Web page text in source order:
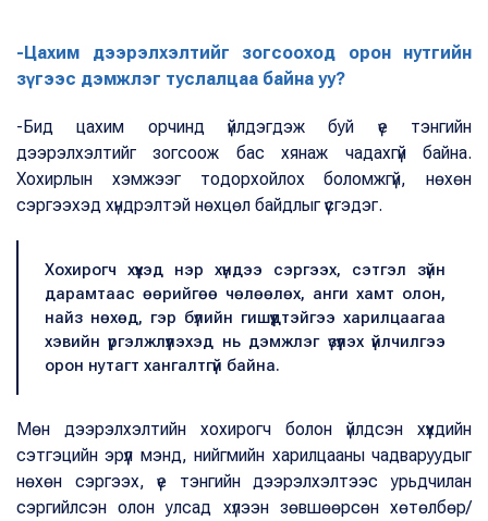
-Цахим дээрэлхэлтийг зогсооход орон нутгийн
зүгээс дэмжлэг туслалцаа байна уу?
-Бид цахим орчинд үйлдэгдэж буй үе тэнгийн
дээрэлхэлтийг зогсоож бас хянаж чадахгүй байна.
Хохирлын хэмжээг тодорхойлох боломжгүй, нөхөн
сэргээхэд хүндрэлтэй нөхцөл байдлыг үүсгэдэг.
Хохирогч хүүхэд нэр хүндээ сэргээх, сэтгэл зүйн
дарамтаас өөрийгөө чөлөөлөх, анги хамт олон,
найз нөхөд, гэр бүлийн гишүүдтэйгээ харилцаагаа
хэвийн үргэлжлүүлэхэд нь дэмжлэг үзүүлэх үйлчилгээ
орон нутагт хангалтгүй байна.
Мөн дээрэлхэлтийн хохирогч болон үйлдсэн хүүхдийн
сэтгэцийн эрүүл мэнд, нийгмийн харилцааны чадваруудыг
нөхөн сэргээх, үе тэнгийн дээрэлхэлтээс урьдчилан
сэргийлсэн олон улсад хүлээн зөвшөөрсөн хөтөлбөр/